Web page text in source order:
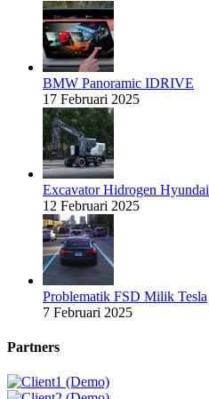
BMW Panoramic IDRIVE
17 Februari 2025
Excavator Hidrogen Hyundai
12 Februari 2025
Problematik FSD Milik Tesla
7 Februari 2025
Partners